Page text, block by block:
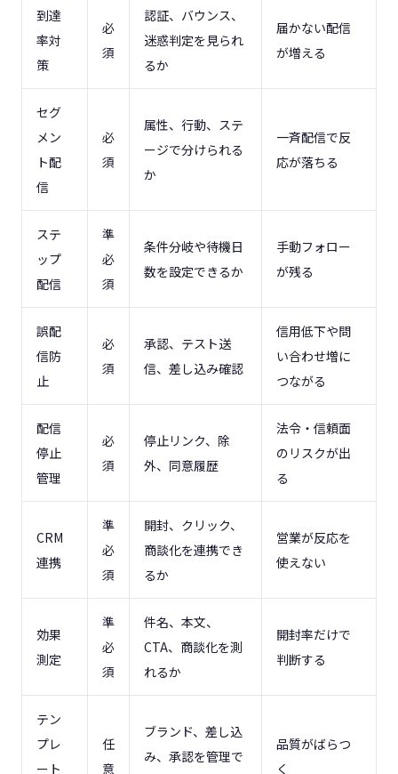
到達
率対
策
必
須
認証、バウンス、
迷惑判定を見られ
るか
届かない配信
が増える
セグ
メン
ト配
信
必
須
属性、行動、ステ
ージで分けられる
か
一斉配信で反
応が落ちる
ステ
ップ
配信
準
必
須
条件分岐や待機日
数を設定できるか
手動フォロー
が残る
誤配
信防
止
必
須
承認、テスト送
信、差し込み確認
信用低下や問
い合わせ増に
つながる
配信
停止
管理
必
須
停止リンク、除
外、同意履歴
法令・信頼面
のリスクが出
る
CRM
連携
準
必
須
開封、クリック、
商談化を連携でき
るか
営業が反応を
使えない
効果
測定
準
必
須
件名、本文、
CTA、商談化を測
れるか
開封率だけで
判断する
テン
プレ
ート
任
意
ブランド、差し込
み、承認を管理で
品質がばらつ
く